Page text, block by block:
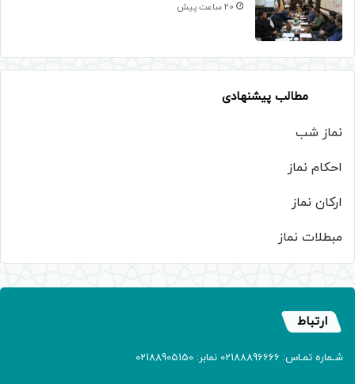
20 ساعت پیش
مطالب پیشنهادی
نماز شب
احکام نماز
ارکان نماز
مبطلات نماز
ارتباط
شـماره تمـاس: 02188896666 نمابر: 02188905150